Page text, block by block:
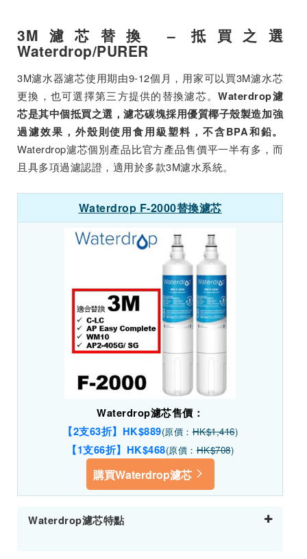
3M濾芯替換 – 抵買之選
Waterdrop/PURER
3M濾水器濾芯使用期由9-12個月，用家可以買3M濾水芯
更換，也可選擇第三方提供的替換濾芯。Waterdrop濾
芯是其中個抵買之選，濾芯碳塊採用優質椰子殼製造加強
過濾效果，外殼則使用食用級塑料，不含BPA和鉛。
Waterdrop濾芯個別產品比官方產品售價平一半有多，而
且具多項過濾認證，適用於多款3M濾水系統。
Waterdrop F-2000替換濾芯
Waterdrop濾芯售價：
【2支63折】HK$889(原價：HK$1,416)
【1支66折】HK$468(原價：HK$708)
購買Waterdrop濾芯
Waterdrop濾芯特點